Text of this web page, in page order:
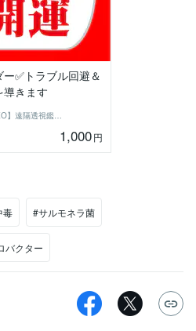
✅トラブル回避＆
導きます
紫光【SHIKO】遠隔透視鑑定士
1,000円
毒 #サルモネラ菌
バクター